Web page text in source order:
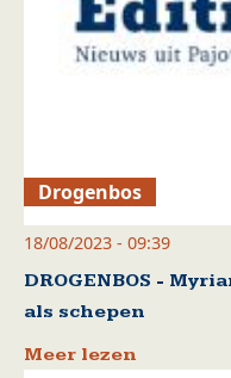
Drogenbos
18/08/2023 - 09:39
DROGENBOS -
als schepen
Meer lezen